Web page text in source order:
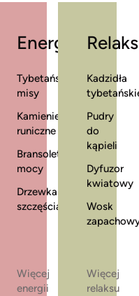
Energia
Tybetańskie
misy
Kamienie
runiczne
Bransoletki
mocy
Drzewka
szczęścia
Więcej
energii
Relaks
Kadzidła
Pudry
do
kąpieli
Dyfuzor
kwiatowy
Wosk
Więcej
relaksu